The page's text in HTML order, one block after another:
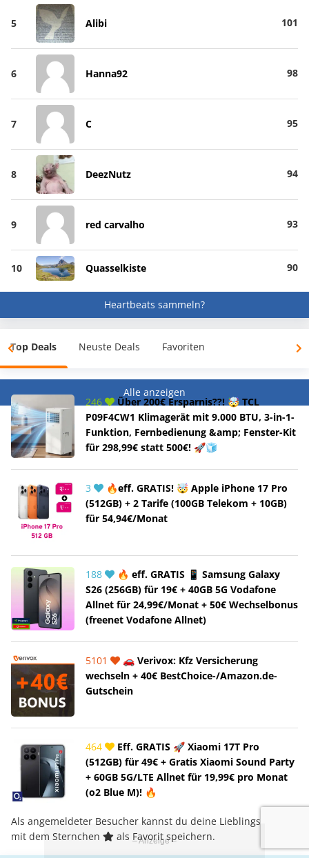
5 Alibi 101
6 Hanna92 98
7 C 95
8 DeezNutz 94
9 red carvalho 93
10 Quasselkiste 90
Heartbeats sammeln?
Top Deals Neuste Deals Favoriten
Alle anzeigen
246
Über 200€ Ersparnis??! 🤯 TCL
P09F4CW1 Klimagerät mit 9.000 BTU, 3-in-1-
Funktion, Fernbedienung &amp; Fenster-Kit
für 298,99€ statt 500€! 🚀🧊
3
🔥eff. GRATIS! 🤯 Apple iPhone 17 Pro
(512GB) + 2 Tarife (100GB Telekom + 10GB)
für 54,94€/Monat
188
🔥 eff. GRATIS 📱 Samsung Galaxy
S26 (256GB) für 19€ + 40GB 5G Vodafone
Allnet für 24,99€/Monat + 50€ Wechselbonus
(freenet Vodafone Allnet)
5101
🚗 Verivox: Kfz Versicherung
wechseln + 40€ BestChoice-/Amazon.de-
Gutschein
464
Eff. GRATIS 🚀 Xiaomi 17T Pro
(512GB) für 49€ + Gratis Xiaomi Sound Party
+ 60GB 5G/LTE Allnet für 19,99€ pro Monat
(o2 Blue M)! 🔥
Als angemeldeter Besucher kannst du deine Lieblings-Deals
mit dem Sternchen
als Favorit speichern.